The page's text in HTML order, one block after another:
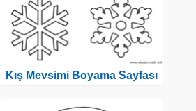
Kış Mevsimi Boyama Sayfası